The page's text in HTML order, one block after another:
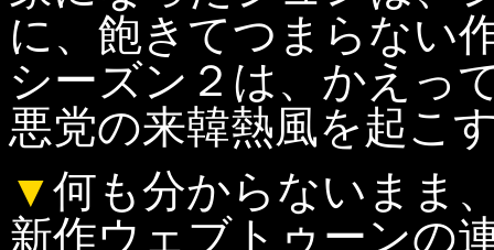
に、飽きてつまらない
シーズン２は、かえっ
悪党の来韓熱風を起こ
▼何も分からないまま
新作ウェブトゥーンの